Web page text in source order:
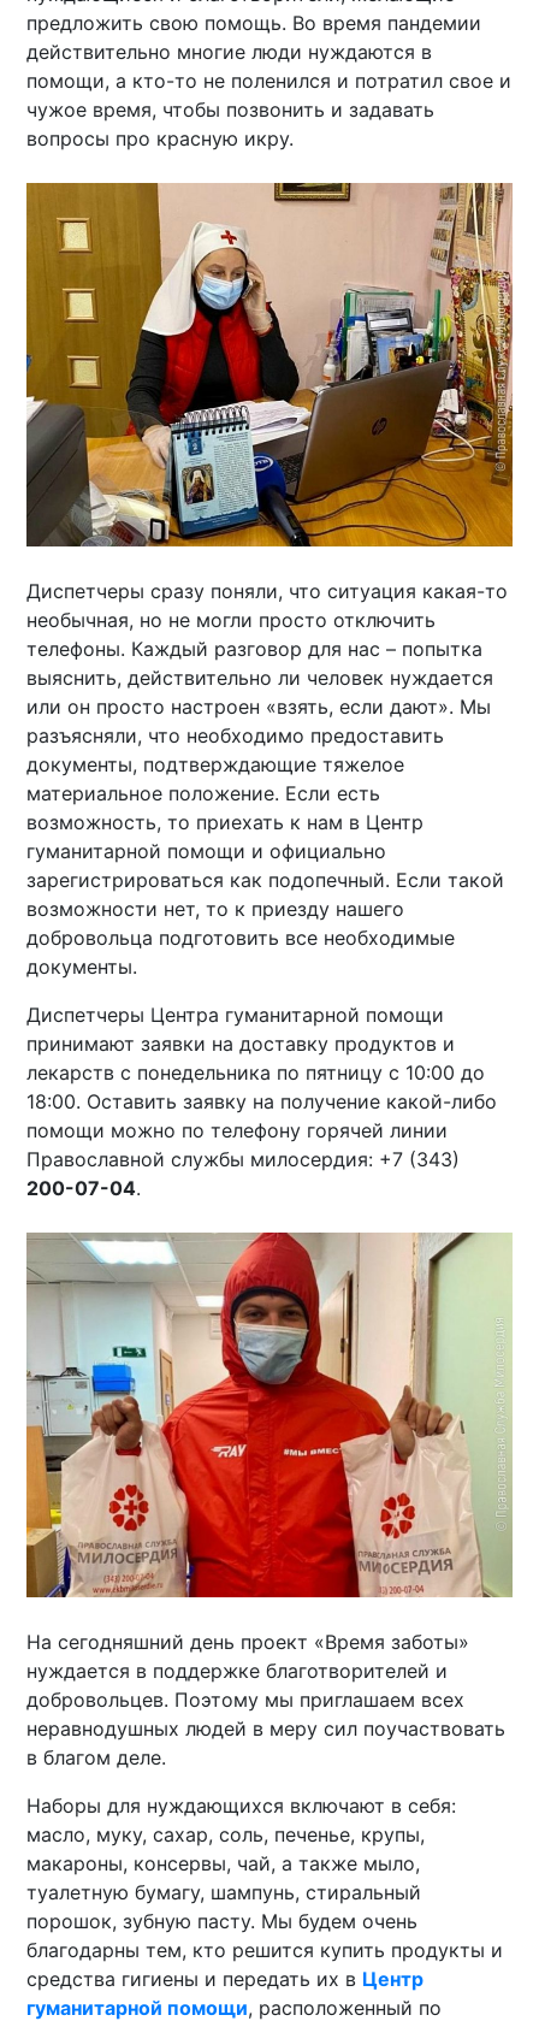
предложить свою помощь. Во время пандемии
действительно многие люди нуждаются в
помощи, а кто-то не поленился и потратил свое и
чужое время, чтобы позвонить и задавать
вопросы про красную икру.
Диспетчеры сразу поняли, что ситуация какая-то
необычная, но не могли просто отключить
телефоны. Каждый разговор для нас – попытка
выяснить, действительно ли человек нуждается
или он просто настроен «взять, если дают». Мы
разъясняли, что необходимо предоставить
документы, подтверждающие тяжелое
материальное положение. Если есть
возможность, то приехать к нам в Центр
гуманитарной помощи и официально
зарегистрироваться как подопечный. Если такой
возможности нет, то к приезду нашего
добровольца подготовить все необходимые
документы.
Диспетчеры Центра гуманитарной помощи
принимают заявки на доставку продуктов и
лекарств с понедельника по пятницу с 10:00 до
18:00. Оставить заявку на получение какой-либо
помощи можно по телефону горячей линии
Православной службы милосердия: +7 (343)
200-07-04.
На сегодняшний день проект «Время заботы»
нуждается в поддержке благотворителей и
добровольцев. Поэтому мы приглашаем всех
неравнодушных людей в меру сил поучаствовать
в благом деле.
Наборы для нуждающихся включают в себя:
масло, муку, сахар, соль, печенье, крупы,
макароны, консервы, чай, а также мыло,
туалетную бумагу, шампунь, стиральный
порошок, зубную пасту. Мы будем очень
благодарны тем, кто решится купить продукты и
средства гигиены и передать их в Центр
гуманитарной помощи, расположенный по